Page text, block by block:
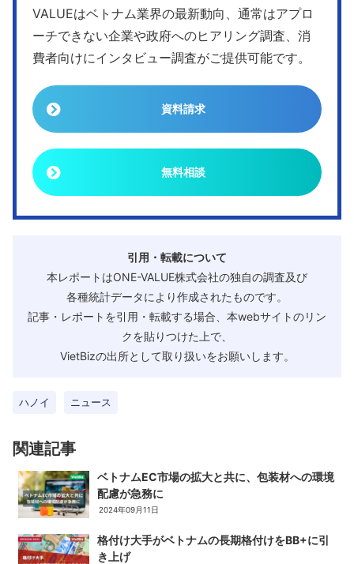
VALUEはベトナム業界の最新動向、通常はアプロ
ーチできない企業や政府へのヒアリング調査、消
費者向けにインタビュー調査がご提供可能です。
資料請求
無料相談
引用・転載について
本レポートはONE-VALUE株式会社の独自の調査及び
各種統計データにより作成されたものです。
記事・レポートを引用・転載する場合、本webサイトのリン
クを貼りつけた上で、
VietBizの出所として取り扱いをお願いします。
ハノイ ニュース
関連記事
ベトナムEC市場の拡大と共に、包装材への環境
配慮が急務に
2024年09月11日
格付け大手がベトナムの長期格付けをBB+に引
き上げ